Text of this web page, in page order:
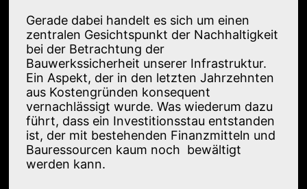
Gerade dabei handelt es sich um einen
zentralen Gesichtspunkt der Nachhaltigkeit
bei der Betrachtung der
Bauwerkssicherheit unserer Infrastruktur.
Ein Aspekt, der in den letzten Jahrzehnten
aus Kostengründen konsequent
vernachlässigt wurde. Was wiederum dazu
führt, dass ein Investitionsstau entstanden
ist, der mit bestehenden Finanzmitteln und
Bauressourcen kaum noch bewältigt
werden kann.